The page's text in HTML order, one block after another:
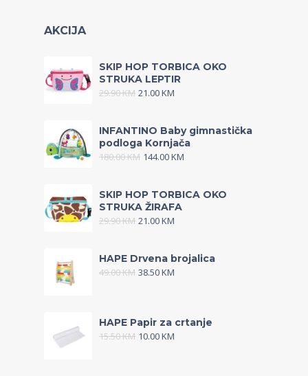
AKCIJA
SKIP HOP TORBICA OKO
STRUKA LEPTIR
29.90KM 21.00KM
INFANTINO Baby gimnastička
podloga Kornjača
180.00KM 144.00KM
SKIP HOP TORBICA OKO
STRUKA ŽIRAFA
29.90KM 21.00KM
HAPE Drvena brojalica
49.00KM 38.50KM
HAPE Papir za crtanje
15.50KM 10.00KM